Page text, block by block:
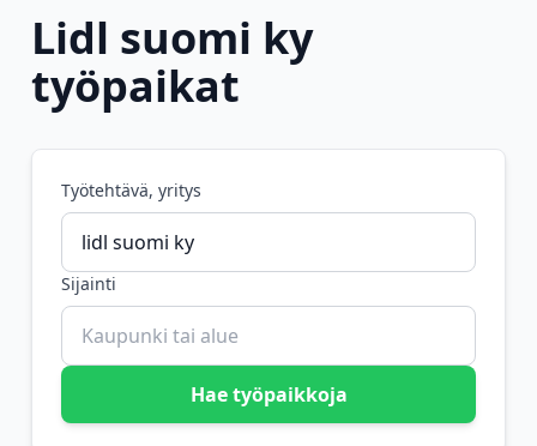
Lidl suomi ky
työpaikat
Työtehtävä, yritys
Sijainti
Hae työpaikkoja